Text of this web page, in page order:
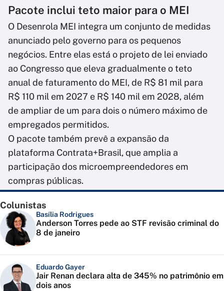
Pacote inclui teto maior para o MEI
O Desenrola MEI integra um conjunto de medidas
anunciado pelo governo para os pequenos
negócios. Entre elas está o projeto de lei enviado
ao Congresso que eleva gradualmente o teto
anual de faturamento do MEI, de R$ 81 mil para
R$ 110 mil em 2027 e R$ 140 mil em 2028, além
de ampliar de um para dois o número máximo de
empregados permitidos.
O pacote também prevê a expansão da
plataforma Contrata+Brasil, que amplia a
participação dos microempreendedores em
compras públicas.
Colunistas
Basília Rodrigues
Anderson Torres pede ao STF revisão criminal do
8 de janeiro
Eduardo Gayer
Jair Renan declara alta de 345% no patrimônio em
dois anos